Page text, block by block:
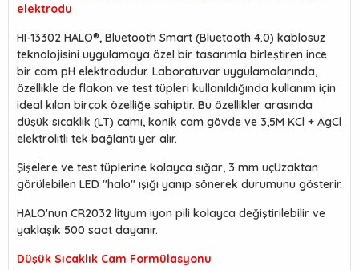
elektrodu
HI-13302 HALO®, Bluetooth Smart (Bluetooth 4.0) kablosuz
teknolojisini uygulamaya özel bir tasarımla birleştiren ince
bir cam pH elektrodudur. Laboratuvar uygulamalarında,
özellikle de flakon ve test tüpleri kullanıldığında kullanım için
ideal kılan birçok özelliğe sahiptir. Bu özellikler arasında
düşük sıcaklık (LT) camı, konik cam gövde ve 3,5M KCl + AgCl
elektrolitli tek bağlantı yer alır.
Şişelere ve test tüplerine kolayca sığar, 3 mm uçUzaktan
görülebilen LED "halo" ışığı yanıp sönerek durumunu gösterir.
HALO'nun CR2032 lityum iyon pili kolayca değiştirilebilir ve
yaklaşık 500 saat dayanır.
Düşük Sıcaklık Cam Formülasyonu